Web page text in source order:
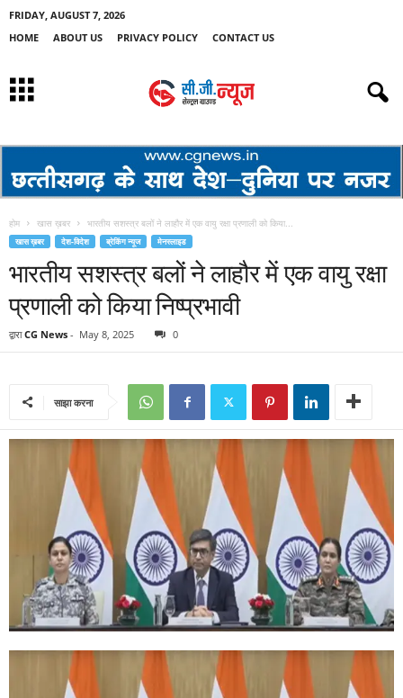
FRIDAY, AUGUST 7, 2026
HOME
ABOUT US PRIVACY POLICY CONTACT US
होम खास ख़बर भारतीय सशस्त्र बलों ने लाहौर में एक वायु रक्षा प्रणाली को किया...
खास ख़बर देश-विदेश ब्रेकिंग न्यूज मेनस्लाइड
भारतीय सशस्त्र बलों ने लाहौर में एक वायु रक्षा
प्रणाली को किया निष्प्रभावी
द्वारा CG News - May 8, 2025 0
साझा करना